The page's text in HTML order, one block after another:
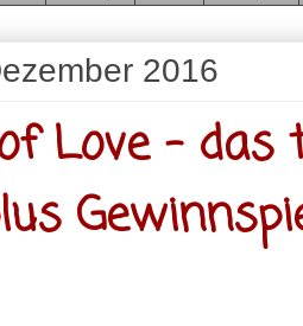
2016
Love -